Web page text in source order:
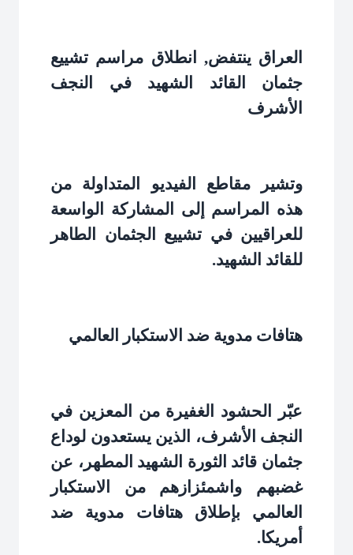
العراق ینتفض, انطلاق مراسم تشييع
جثمان القائد الشهيد في النجف
الأشرف
وتشير مقاطع الفيديو المتداولة من
هذه المراسم إلى المشاركة الواسعة
للعراقيين في تشييع الجثمان الطاهر
للقائد الشهيد.
هتافات مدوية ضد الاستكبار العالمي
عبّر الحشود الغفيرة من المعزين في
النجف الأشرف، الذين يستعدون لوداع
جثمان قائد الثورة الشهيد المطهر، عن
غضبهم واشمئزازهم من الاستكبار
العالمي بإطلاق هتافات مدوية ضد
أمريكا.